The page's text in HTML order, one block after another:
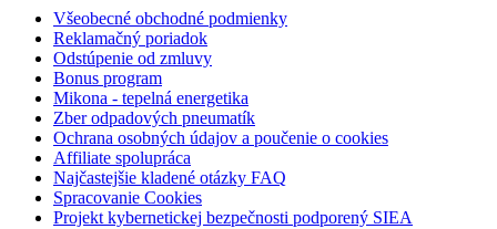
Všeobecné obchodné podmienky
Reklamačný poriadok
Odstúpenie od zmluvy
Bonus program
Mikona - tepelná energetika
Zber odpadových pneumatík
Ochrana osobných údajov a poučenie o cookies
Affiliate spolupráca
Najčastejšie kladené otázky FAQ
Spracovanie Cookies
Projekt kybernetickej bezpečnosti podporený SIEA